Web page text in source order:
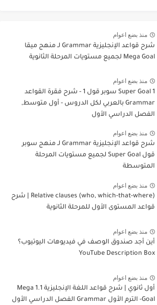
منذ بضع اعوام
شرح قواعد الإنجليزية Grammar لـ منهج ميقا
Mega Goal لجميع مستويات المرحلة الثانوية
منذ بضع اعوام
Super Goal 1 سوبر قول 1 - شرح فقرة القواعد
Grammar بالعربي لكل الدروس - أول متوسط,
الفصل الدراسي الأول
منذ بضع اعوام
شرح قواعد الإنجليزية Grammar لـ منهج سوبر
قول Super Goal لجميع مستويات المرحلة
المتوسطة
منذ بضع اعوام
Relative clauses (who, which-that-where) | شرح
قواعد المستوى الأول للمرحلة الثانوية
منذ بضع اعوام
أين أجد صندوق الوصف في فيديوهات اليوتيوب؟
YouTube Description Box
منذ بضع اعوام
أول ثانوي | شرح قواعد اللغة الإنجليزية 1.1 Mega
Goal- الترم الأول Grammar الفصل الدراسي الأول